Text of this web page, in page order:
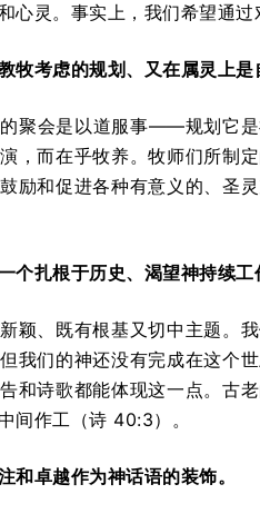
灵。事实上，我们希望通过
牧考虑的规划、 又在属灵上是
聚会是以道服事——规划它
，而在乎牧养。牧师们所制
励和促进各种有意义的、圣
个扎根于历史、 渴望神持续工
颖、既有根基又切中主题。
我们的神还没有完成在这个
和诗歌都能体现这一点。古
间作工（诗 40:3）。
和卓越作为神话语的装饰。